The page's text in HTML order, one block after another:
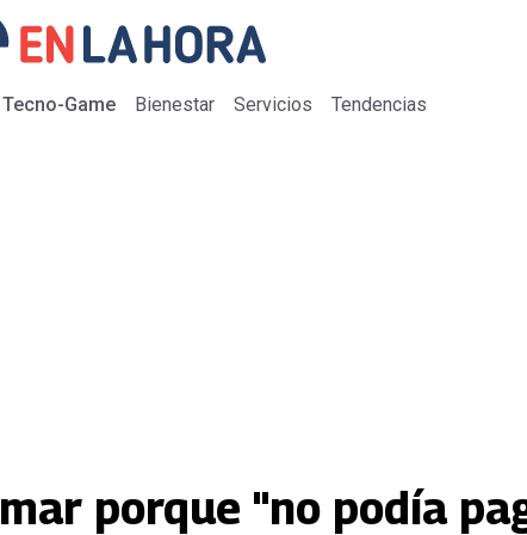
Tecno-Game Bienestar Servicios Tendencias
porque "no podía